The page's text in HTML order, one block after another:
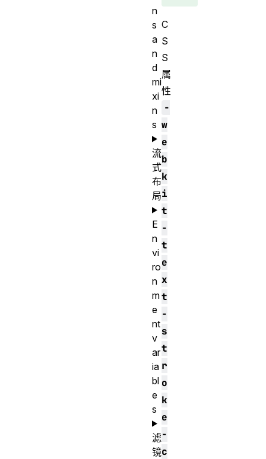
C
S
S
属
性
-
w
e
b
k
i
t
-
t
e
x
t
-
s
t
r
o
k
e
-
c
n
s
a
n
d
mi
xi
n
s
流
式
布
局
E
n
vi
ro
n
m
e
nt
v
ar
ia
bl
e
s
滤
镜